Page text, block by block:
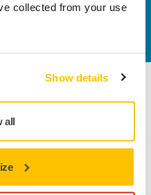
collected from your use
Show details
all
Kunskap
Branscher
Applikationer
Lösningar